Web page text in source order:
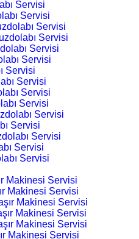
Servisi
Servisi
Servisi
Servisi
Servisi
Servisi
Servisi
Servisi
Servisi
Servisi
Servisi
Servisi
Servisi
Servisi
Servisi
Makinesi Servisi
Makinesi Servisi
Makinesi Servisi
Makinesi Servisi
Makinesi Servisi
Makinesi Servisi